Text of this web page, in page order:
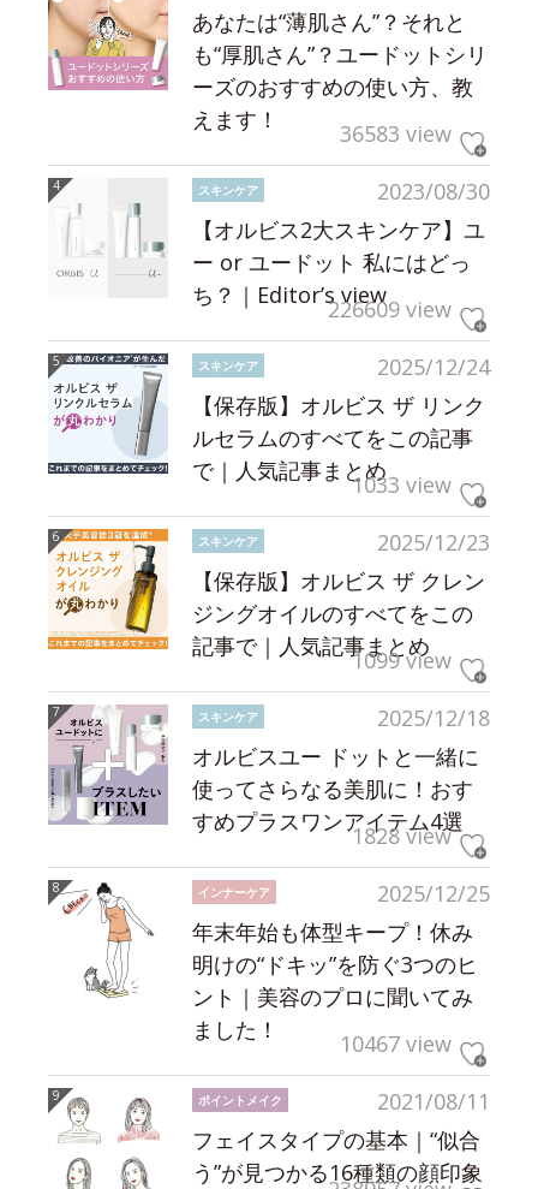
あなたは“薄肌さん”？それと
も“厚肌さん”？ユードットシリ
ーズのおすすめの使い方、教
えます！
36583 view
2023/08/30
スキンケア
【オルビス2大スキンケア】ユ
ー or ユードット 私にはどっ
ち？｜Editor’s view226609 view
2025/12/24
スキンケア
【保存版】オルビス ザ リンク
ルセラムのすべてをこの記事
で｜人気記事まとめ1033 view
2025/12/23
スキンケア
【保存版】オルビス ザ クレン
ジングオイルのすべてをこの
記事で｜人気記事まとめ
1099 view
2025/12/18
スキンケア
オルビスユー ドットと一緒に
使ってさらなる美肌に！おす
すめプラスワンアイテム4選
1828 view
2025/12/25
インナーケア
年末年始も体型キープ！休み
明けの“ドキッ”を防ぐ3つのヒ
ント｜美容のプロに聞いてみ
ました！
10467 view
2021/08/11
ポイントメイク
フェイスタイプの基本｜“似合
う”が見つかる16種類の顔印象